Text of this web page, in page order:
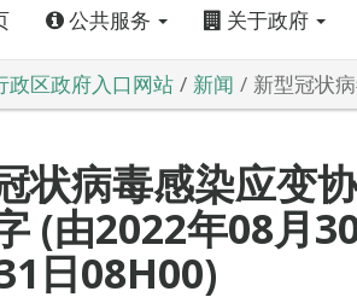
公共服务 关于政府
政区政府入口网站 新闻 新型冠状
状病毒感染应变
(由2022年08月
日08H00)